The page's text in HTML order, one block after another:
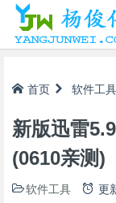
首页 软件工具
新版迅雷
(0610亲测)
软件工具 更